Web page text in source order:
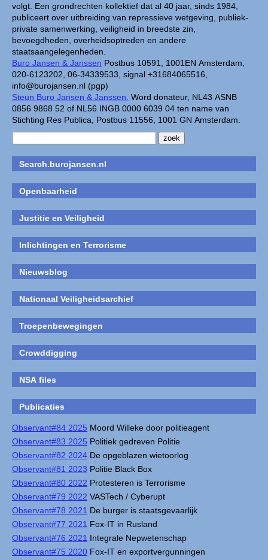
volgt. Een grondrechten kollektief dat al 40 jaar, sinds 1984,
publiceert over uitbreiding van repressieve wetgeving, publiek-
private samenwerking, veiligheid in breedste zin,
bevoegdheden, overheidsoptreden en andere
staatsaangelegenheden.
Buro Jansen & Janssen Postbus 10591, 1001EN Amsterdam,
020-6123202, 06-34339533, signal +31684065516,
info@burojansen.nl (pgp)
Steun Buro Jansen & Janssen. Word donateur, NL43 ASNB
0856 9868 52 of NL56 INGB 0000 6039 04 ten name van
Stichting Res Publica, Postbus 11556, 1001 GN Amsterdam.
Search.burojansen.nl
Openbaarheid
Justitie en Veiligheid
Inlichtingen en Terrorisme
Nieuwsblog
Nationaal Veiligheidsarchief
Troepenbewegingen
Crowddigging
NSA files
Publicaties
Observant#84 2025 Moord Willeke door politieagent
Observant#83 2025 Politiek gedreven Politie
Observant#82 2024 De opgeblazen wietoorlog
Observant#81 2023 Politie Black Box
Observant#80 2022 Protesteren is Terrorisme
Observant#79 2022 VASTech / Cyberupt
Observant#78 2021 De burger is staatsgevaarlijk
Observant#77 2021 Fox-IT in Rusland
Observant#76 2021 Integrale Nepwetenschap
Observant#75 2020 Fox-IT en exportvergunningen